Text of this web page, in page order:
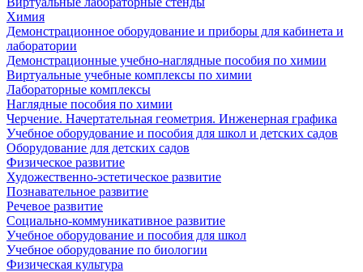
Химия
Демонстрационное оборудование и приборы для кабинета и
лаборатории
Демонстрационные учебно-наглядные пособия по химии
Виртуальные учебные комплексы по химии
Лабораторные комплексы
Наглядные пособия по химии
Черчение. Начертательная геометрия. Инженерная графика
Учебное оборудование и пособия для школ и детских садов
Оборудование для детских садов
Физическое развитие
Художественно-эстетическое развитие
Познавательное развитие
Речевое развитие
Социально-коммуникативное развитие
Учебное оборудование и пособия для школ
Учебное оборудование по биологии
Физическая культура